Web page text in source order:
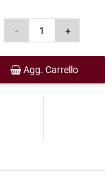
Agg. Carrello